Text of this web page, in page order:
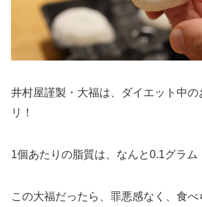
井村屋謹製・大福は、ダイエット中の
リ！
1個あたりの脂質は、なんと0.1グラム
この大福だったら、罪悪感なく、食べ